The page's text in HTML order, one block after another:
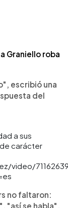
Graniello roba
escribió una
del
a sus
carácter
video/
no faltaron:
"así se habla",